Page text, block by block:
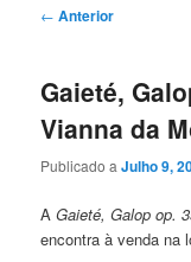
Navegação
← Anterior
Gaieté,
Vianna da
Publicado aJulho 9,
AGaieté, Galop op.
encontra à venda na